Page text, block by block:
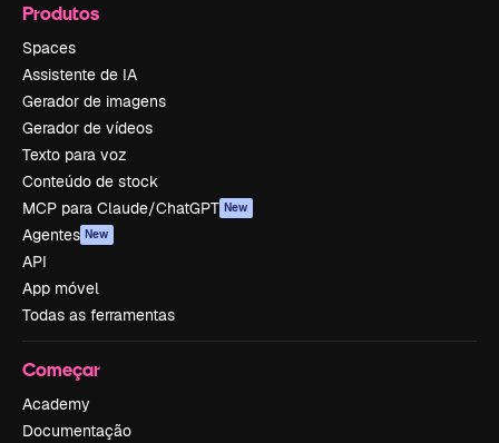
Produtos
Spaces
Assistente de IA
Gerador de imagens
Gerador de vídeos
Texto para voz
Conteúdo de stock
MCP para Claude/ChatGPT New
Agentes New
API
App móvel
Todas as ferramentas
Começar
Academy
Documentação